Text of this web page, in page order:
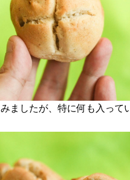
ましたが、特に何も入って